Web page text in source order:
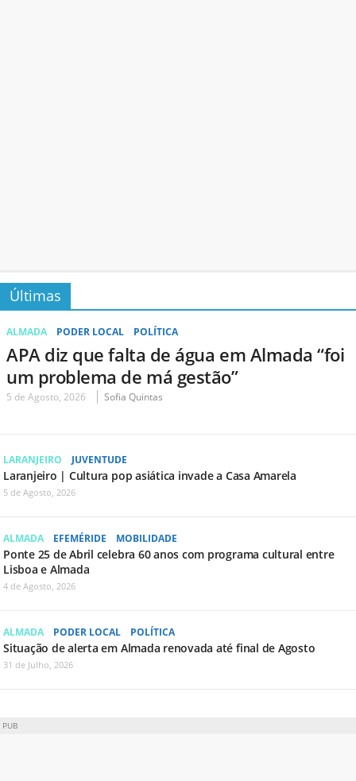
Últimas
ALMADA PODER LOCAL POLÍTICA
APA diz que falta de água em Almada “foi
um problema de má gestão”
5 de Agosto, 2026 Sofia Quintas
LARANJEIRO JUVENTUDE
Laranjeiro | Cultura pop asiática invade a Casa Amarela
5 de Agosto, 2026
ALMADA EFEMÉRIDE MOBILIDADE
Ponte 25 de Abril celebra 60 anos com programa cultural entre
Lisboa e Almada
4 de Agosto, 2026
ALMADA PODER LOCAL POLÍTICA
Situação de alerta em Almada renovada até final de Agosto
31 de Julho, 2026
PUB